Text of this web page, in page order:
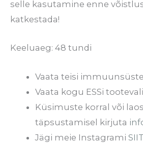
selle kasutamine enne
katkestada!
Keeluaeg: 48 tundi
Vaata teisi
Vaata kogu ESSi
Küsimuste korral või
täpsustamisel kirjuta
Jägi meie InstagramiSIIT